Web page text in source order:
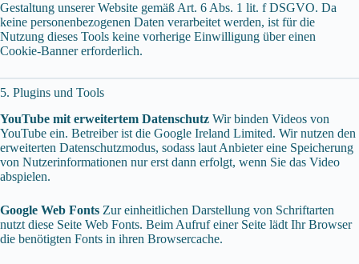
Gestaltung unserer Website gemäß Art. 6 Abs. 1 lit. f DSGVO. Da
keine personenbezogenen Daten verarbeitet werden, ist für die
Nutzung dieses Tools keine vorherige Einwilligung über einen
Cookie-Banner erforderlich.
5. Plugins und Tools
YouTube mit erweitertem Datenschutz Wir binden Videos von
YouTube ein. Betreiber ist die Google Ireland Limited. Wir nutzen den
erweiterten Datenschutzmodus, sodass laut Anbieter eine Speicherung
von Nutzerinformationen nur erst dann erfolgt, wenn Sie das Video
abspielen.
Google Web Fonts Zur einheitlichen Darstellung von Schriftarten
nutzt diese Seite Web Fonts. Beim Aufruf einer Seite lädt Ihr Browser
die benötigten Fonts in ihren Browsercache.